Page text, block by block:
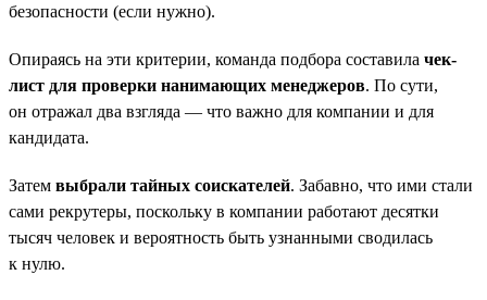
безопасности (если нужно).
Опираясь на эти критерии, команда подбора составила чек-
лист для проверки нанимающих менеджеров. По сути,
он отражал два взгляда — что важно для компании и для
кандидата.
Затем выбрали тайных соискателей. Забавно, что ими стали
сами рекрутеры, поскольку в компании работают десятки
тысяч человек и вероятность быть узнанными сводилась
к нулю.